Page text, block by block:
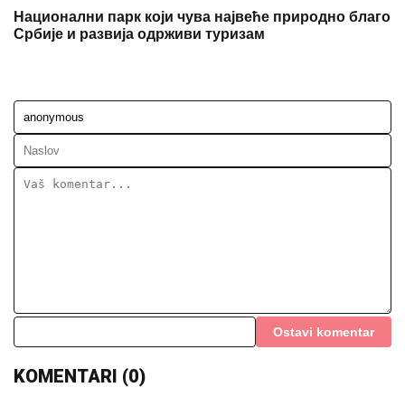
Национални парк који чува највеће природно благо
Србије и развија одрживи туризам
Ostavi komentar
KOMENTARI (0)